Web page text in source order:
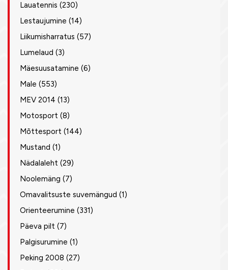
Lauatennis (230)
Lestaujumine (14)
Liikumisharratus (57)
Lumelaud (3)
Mäesuusatamine (6)
Male (553)
MEV 2014 (13)
Motosport (8)
Mõttesport (144)
Mustand (1)
Nädalaleht (29)
Noolemäng (7)
Omavalitsuste suvemängud (1)
Orienteerumine (331)
Päeva pilt (7)
Palgisurumine (1)
Peking 2008 (27)